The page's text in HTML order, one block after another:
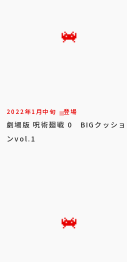
2022年1月中旬 登場
劇場版 呪術廻戦 0 BIGクッショ
ンvol.1